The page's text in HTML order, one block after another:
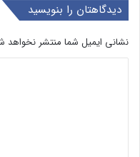
دیدگاهتان را بنویسید
نشانی ایمیل شما منتشر نخواهد